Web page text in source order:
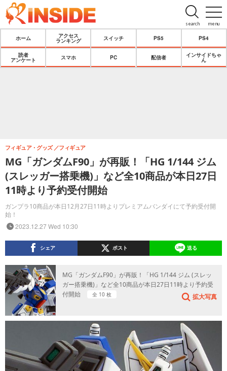
menu
search
ホーム
アクセス
ランキング
スイッチ PS5 PS4
読者
アンケート
スマホ PC 配信者
インサイドちゃ
ん
MG「ガンダムF90」が再販！「HG 1/144 ジム
(スレッガー搭乗機)」など全10商品が本日27日
11時より予約受付開始
ガンプラ10商品が本日12月27日11時よりプレミアムバンダイにて予約受付開
始！
フィギュア・グッズ フィギュア
2023.12.27 Wed 10:30
シェア ポスト 送る
MG「ガンダムF90」が再販！「HG 1/144 ジム (スレッ
ガー搭乗機)」など全10商品が本日27日11時より予約受
付開始
全 10 枚 拡大写真